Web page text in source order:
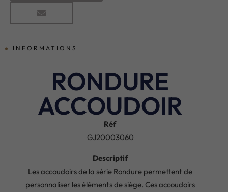
INFORMATIONS
RONDURE
ACCOUDOIR
Réf
GJ20003060
Descriptif
Les accoudoirs de la série Rondure permettent de
personnaliser les éléments de siège. Ces accoudoirs